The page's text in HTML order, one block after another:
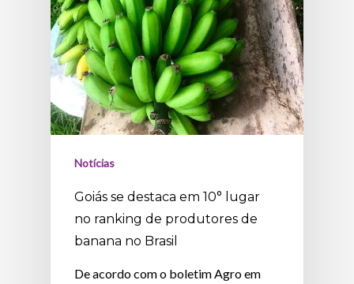
Notícias
Goiás se destaca em 10° lugar
no ranking de produtores de
banana no Brasil
De acordo com o boletim Agro em